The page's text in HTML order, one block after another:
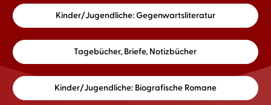
Kinder/Jugendliche: Gegenwartsliteratur
Tagebücher, Briefe, Notizbücher
Kinder/Jugendliche: Biografische Romane